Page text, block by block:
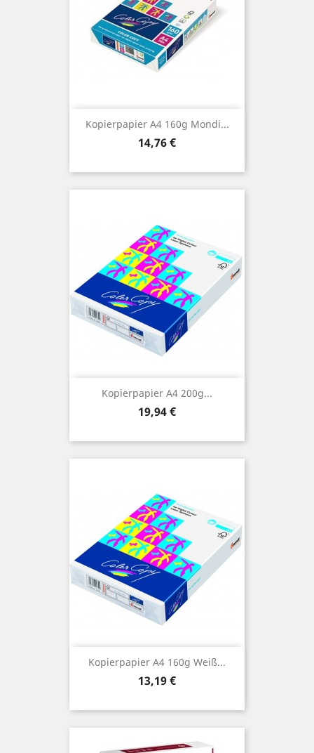
Kopierpapier A4 160g Mondi...
Preis
14,76 €
Kopierpapier A4 200g...
Preis
19,94 €
Kopierpapier A4 160g Weiß...
Preis
13,19 €